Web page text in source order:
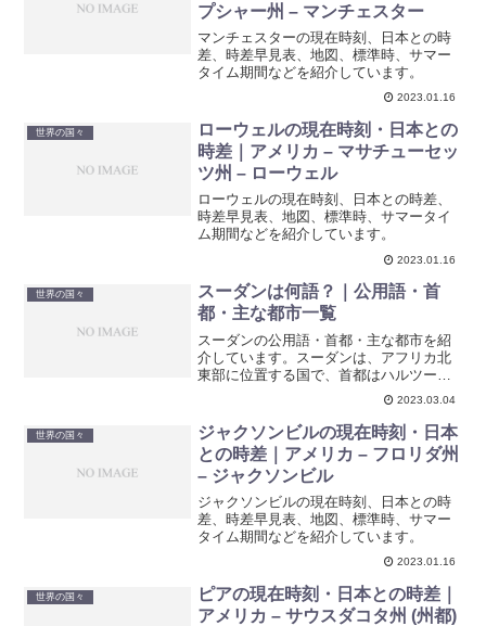
プシャー州 – マンチェスター
マンチェスターの現在時刻、日本との時
差、時差早見表、地図、標準時、サマー
タイム期間などを紹介しています。
2023.01.16
世界の国々
ローウェルの現在時刻・日本との
時差｜アメリカ – マサチューセッ
ツ州 – ローウェル
ローウェルの現在時刻、日本との時差、
時差早見表、地図、標準時、サマータイ
ム期間などを紹介しています。
2023.01.16
世界の国々
スーダンは何語？｜公用語・首
都・主な都市一覧
スーダンの公用語・首都・主な都市を紹
介しています。スーダンは、アフリカ北
東部に位置する国で、首都はハルツーム
で、公用語はアラビア語と英語です。
2023.03.04
世界の国々
ジャクソンビルの現在時刻・日本
との時差｜アメリカ – フロリダ州
– ジャクソンビル
ジャクソンビルの現在時刻、日本との時
差、時差早見表、地図、標準時、サマー
タイム期間などを紹介しています。
2023.01.16
世界の国々
ピアの現在時刻・日本との時差｜
アメリカ – サウスダコタ州 (州都)